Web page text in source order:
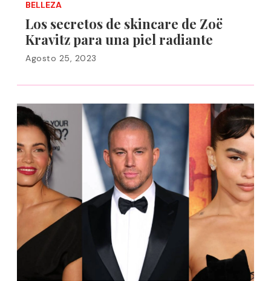
BELLEZA
Los secretos de skincare de Zoë
Kravitz para una piel radiante
Agosto 25, 2023